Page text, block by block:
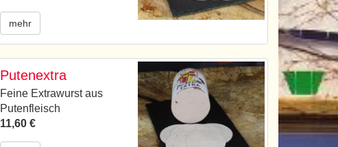
mehr
Putenextra
Feine Extrawurst aus
Putenfleisch
11,60 €